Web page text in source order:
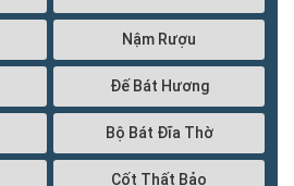
Nậm Rượu
Đế Bát Hương
Bộ Bát Đĩa Thờ
Cốt Thất Bảo